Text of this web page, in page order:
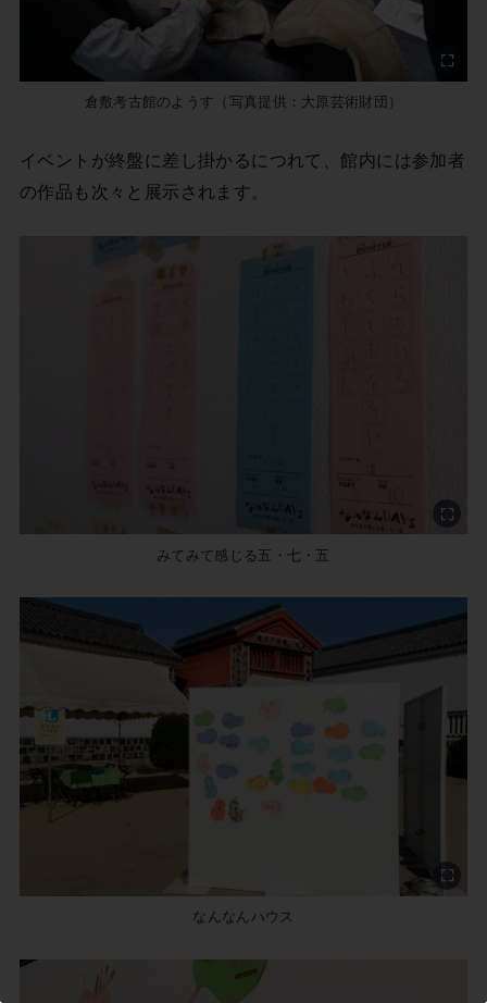
倉敷考古館のようす（写真提供：大原芸術財団）
イベントが終盤に差し掛かるにつれて、館内には参加者
の作品も次々と展示されます。
みてみて感じる五・七・五
なんなんハウス